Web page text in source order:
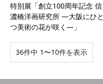
特別展「創立100周年記念 信
濃橋洋画研究所 ―大阪にひと
つ美術の花が咲く―」
36件中 1〜10件を表示